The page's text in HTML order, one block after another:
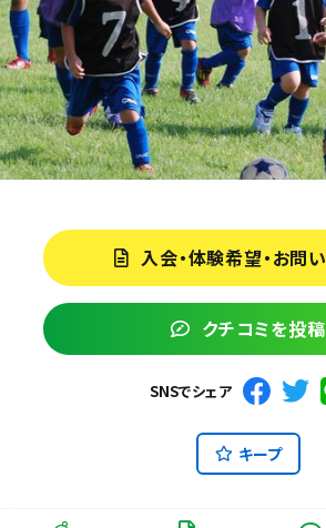
入会・体験希望・お問
クチコミを投稿
SNSでシェア
キープ